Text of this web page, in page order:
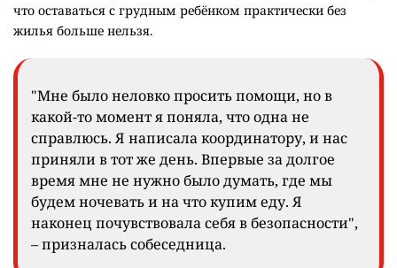
что оставаться с грудным ребёнком практически без
жилья больше нельзя.
"Мне было неловко просить помощи, но в
какой-то момент я поняла, что одна не
справлюсь. Я написала координатору, и нас
приняли в тот же день. Впервые за долгое
время мне не нужно было думать, где мы
будем ночевать и на что купим еду. Я
наконец почувствовала себя в безопасности",
– призналась собеседница.